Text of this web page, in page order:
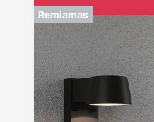
Remiamas